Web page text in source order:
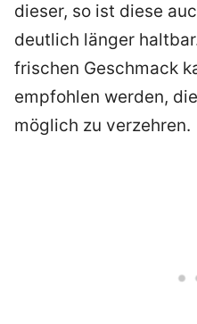
dieser, so ist diese
deutlich länger
frischen Geschmack
empfohlen werden,
möglich zu verzehren.